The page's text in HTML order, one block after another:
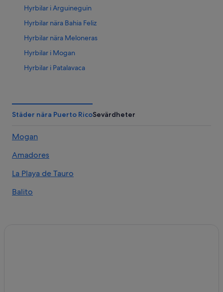
Hyrbilar i Arguineguin
Hyrbilar nära Bahia Feliz
Hyrbilar nära Meloneras
Hyrbilar i Mogan
Hyrbilar i Patalavaca
Hyrbilar nära Playa del Ingles
Hyrbilar i Puerto Rico
Hyrbilar nära San Agustin
Hyrbilar i Taurito
Städer nära Puerto RicoSevärdheter
Mogan
Amadores
La Playa de Tauro
Balito